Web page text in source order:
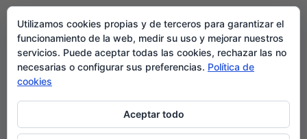
Sede Administrativa y Secretaría General
C/ Arcipreste de Hita 14 – 1º Derecha.
28015 – Madrid
Teléfono: 91 544 80 35 - 91 544 58 79
Mail:
Utilizamos cookies propias y de terceros para garantizar el
funcionamiento de la web, medir su uso y mejorar nuestros
servicios. Puede aceptar todas las cookies, rechazar las no
necesarias o configurar sus preferencias. Política de
cookies
Aceptar todo